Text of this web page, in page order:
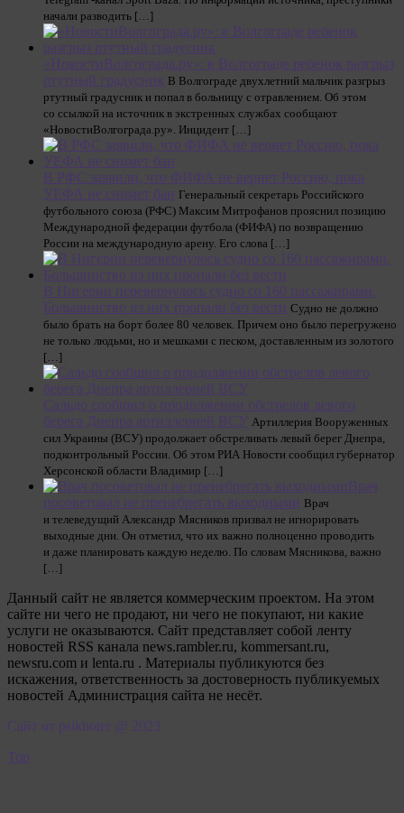
начали разводить […]
«НовостиВолгограда.ру»: в Волгограде ребенок разгрыз
ртутный градусник В Волгограде двухлетний мальчик разгрыз
ртутный градусник и попал в больницу с отравлением. Об этом
со ссылкой на источник в экстренных службах сообщают
«НовостиВолгограда.ру». Инцидент […]
В РФС заявили, что ФИФА не вернет Россию, пока
УЕФА не снимет бан Генеральный секретарь Российского
футбольного союза (РФС) Максим Митрофанов прояснил позицию
Международной федерации футбола (ФИФА) по возвращению
России на международную арену. Его слова […]
В Нигерии перевернулось судно со 160 пассажирами.
Большинство из них пропали без вести Судно не должно
было брать на борт более 80 человек. Причем оно было перегружено
не только людьми, но и мешками с песком, доставленным из золотого
[…]
Сальдо сообщил о продолжении обстрелов левого
берега Днепра артиллерией ВСУ Артиллерия Вооруженных
сил Украины (ВСУ) продолжает обстреливать левый берег Днепра,
подконтрольный России. Об этом РИА Новости сообщил губернатор
Херсонской области Владимир […]
Врач
посоветовал не пренебрегать выходными Врач
и телеведущий Александр Мясников призвал не игнорировать
выходные дни. Он отметил, что их важно полноценно проводить
и даже планировать каждую неделю. По словам Мясникова, важно
[…]
Данный сайт не является коммерческим проектом. На этом
сайте ни чего не продают, ни чего не покупают, ни какие
услуги не оказываются. Сайт представляет собой ленту
новостей RSS канала news.rambler.ru, kommersant.ru,
newsru.com и lenta.ru . Материалы публикуются без
искажения, ответственность за достоверность публикуемых
новостей Администрация сайта не несёт.
Сайт от psikhoter @ 2023
Top